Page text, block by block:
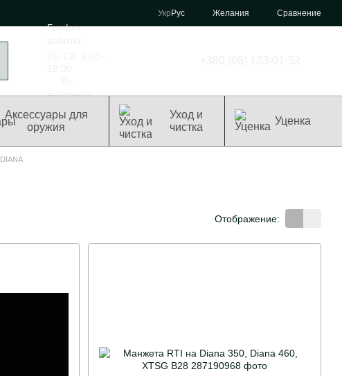
Укр Рус Желания Сравнение
График
выходной
Аксессуары для
оружия
Уход и
чистка
Уценка
DIANA
Отображение: